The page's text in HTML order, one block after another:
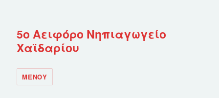
5ο Αειφόρο Νηπιαγωγείο
Χαϊδαρίου
ΜΕΝΟΎ